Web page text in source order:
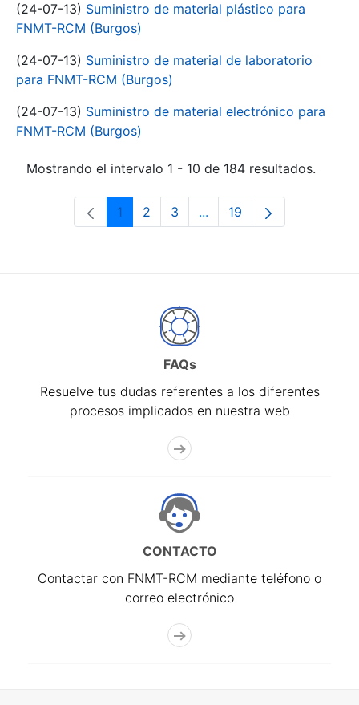
(24-07-13) Suministro de material plástico para
FNMT-RCM (Burgos)
(24-07-13) Suministro de material de laboratorio
para FNMT-RCM (Burgos)
(24-07-13) Suministro de material electrónico para
FNMT-RCM (Burgos)
Mostrando el intervalo 1 - 10 de 184 resultados.
Página
1 Página
2 Página
3 ...Páginas intermedias Use
Página
19
FAQs
Resuelve tus dudas referentes a los diferentes
procesos implicados en nuestra web
CONTACTO
Contactar con FNMT-RCM mediante teléfono o
correo electrónico